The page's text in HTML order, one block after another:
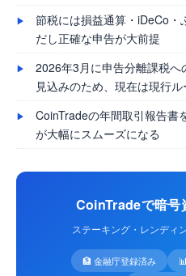
節税には損益通算・iDeCo・
だし正確な申告が大前提
2026年3月に申告分離課税
見込みのため、現在は現行
CoinTradeの年間取引報告書
が大幅にスムーズになる
CoinTradeで暗号
ステーキング・レンディ
🏦 金融庁登録済み